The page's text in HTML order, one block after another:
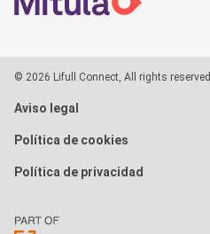
© 2026 Lifull Connect, All rights reserved
Aviso legal
Política de cookies
Política de privacidad